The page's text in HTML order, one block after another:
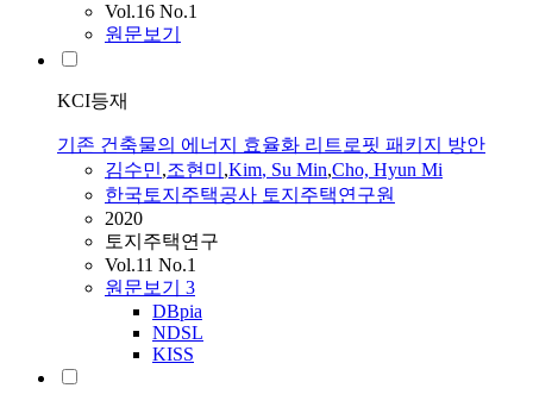
Vol.16 No.1
원문보기
KCI등재
기존 건축물의 에너지 효율화 리트로핏 패키지 방안
김수민,조현미 ,Kim, Su Min,Cho, Hyun Mi
한국토지주택공사 토지주택연구원
2020
토지주택연구
Vol.11 No.1
원문보기 3
DBpia
NDSL
KISS